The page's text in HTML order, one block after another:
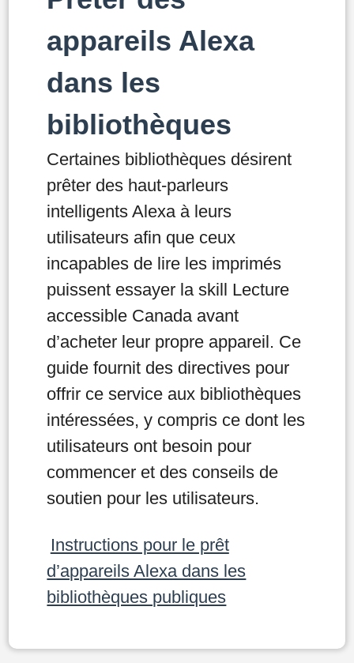
appareils Alexa
dans les
bibliothèques
Certaines bibliothèques désirent
prêter des haut-parleurs
intelligents Alexa à leurs
utilisateurs afin que ceux
incapables de lire les imprimés
puissent essayer la skill Lecture
accessible Canada avant
d’acheter leur propre appareil. Ce
guide fournit des directives pour
offrir ce service aux bibliothèques
intéressées, y compris ce dont les
utilisateurs ont besoin pour
commencer et des conseils de
soutien pour les utilisateurs.
Instructions pour le prêt
d’appareils Alexa dans les
bibliothèques publiques